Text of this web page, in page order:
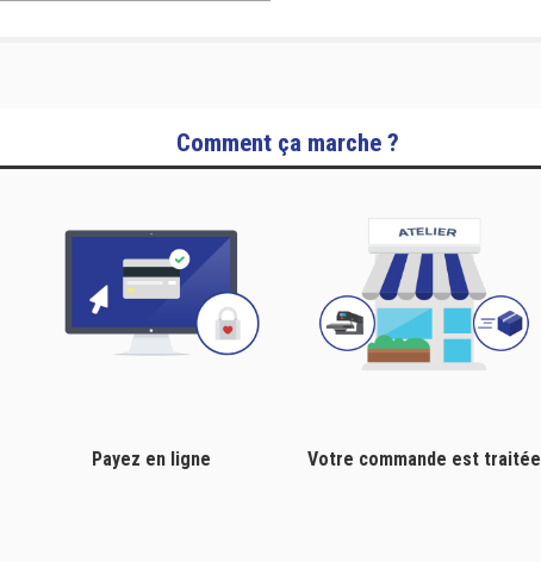
Comment ça marche ?
Payez en ligne Votre commande est traitée